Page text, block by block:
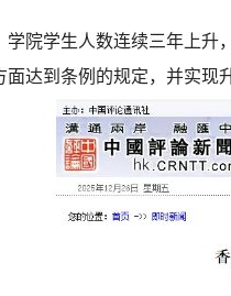
学院学生人数连续三年上升
面达到条例的规定，并实现